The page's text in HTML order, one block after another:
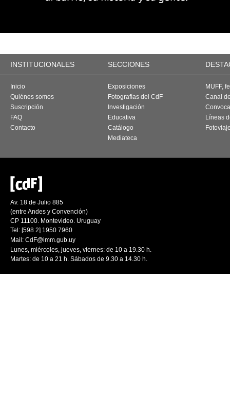
INSTITUCIONALES SECCIONES
Inicio
Quiénes somos
Suscripción
FAQ
Contacto
Exposiciones
Fotografías del CdF
Investigación
Educativa
Catálogo
Mediateca
MUFF,
Canal
Líneas
Av. 18 de Julio 885
(entre Andes y Convención)
CP 11100. Montevideo. Uruguay
Tel: [598 2] 1950 7960
Mail: CdF@imm.gub.uy
Lunes, miércoles, jueves, viernes: de 10 a 19.30 h.
Martes: de 10 a 21 h. Sábados de 9.30 a 14.30 h.